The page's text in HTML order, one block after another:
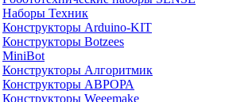
Наборы Техник
Конструкторы Arduino-KIT
Конструкторы Botzees
MiniBot
Конструкторы Алгоритмик
Конструкторы АВРОРА
Конструкторы Weeemake